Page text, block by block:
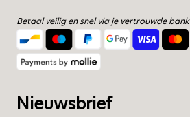
Betaal veilig en snel via je vertrouwde bank
Nieuwsbrief